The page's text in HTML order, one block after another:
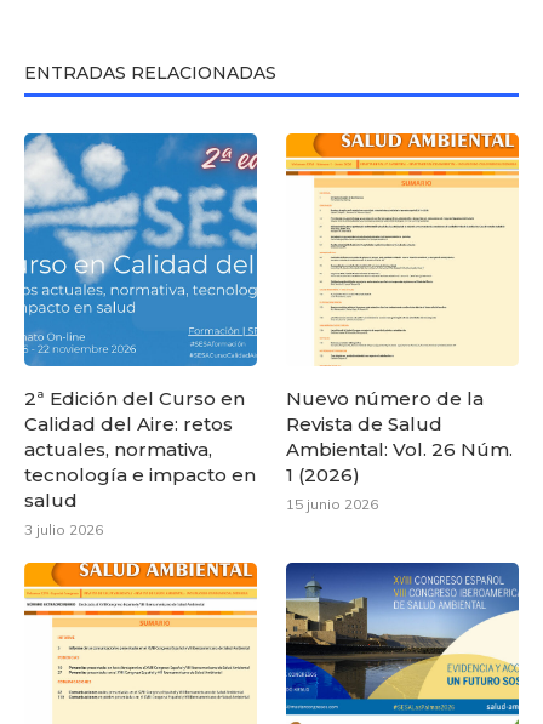
ENTRADAS RELACIONADAS
2ª Edición del Curso en
Calidad del Aire: retos
actuales, normativa,
tecnología e impacto en
salud
3 julio 2026
Nuevo número de la
Revista de Salud
Ambiental: Vol. 26 Núm.
1 (2026)
15 junio 2026